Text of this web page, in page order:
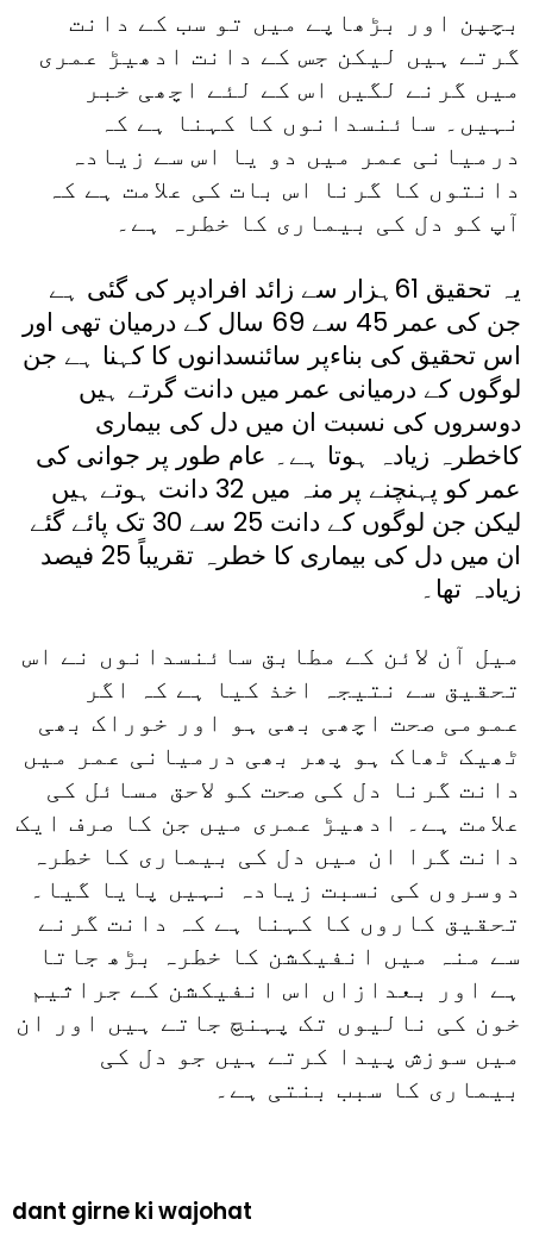
بچپن اور بڑھاپے میں تو سب کے دانت
گرتے ہیں لیکن جس کے دانت ادھیڑ عمری
میں گرنے لگیں اس کے لئے اچھی خبر
نہیں۔ سائنسدانوں کا کہنا ہے کہ
درمیانی عمر میں دو یا اس سے زیادہ
دانتوں کا گرنا اس بات کی علامت ہے کہ
آپ کو دل کی بیماری کا خطرہ ہے۔
یہ تحقیق 61ہزار سے زائد افرادپر کی گئی ہے
جن کی عمر 45 سے 69 سال کے درمیان تھی اور
اس تحقیق کی بناءپر سائنسدانوں کا کہنا ہے جن
لوگوں کے درمیانی عمر میں دانت گرتے ہیں
دوسروں کی نسبت ان میں دل کی بیماری
کاخطرہ زیادہ ہوتا ہے۔ عام طور پر جوانی کی
عمر کو پہنچنے پر منہ میں 32 دانت ہوتے ہیں
لیکن جن لوگوں کے دانت 25 سے 30 تک پائے گئے
ان میں دل کی بیماری کا خطرہ تقریباً 25 فیصد
زیادہ تھا۔
میل آن لائن کے مطابق سائنسدانوں نے اس
تحقیق سے نتیجہ اخذ کیا ہے کہ اگر
عمومی صحت اچھی بھی ہو اور خوراک بھی
ٹھیک ٹھاک ہو پھر بھی درمیانی عمر میں
دانت گرنا دل کی صحت کو لاحق مسائل کی
علامت ہے۔ ادھیڑ عمری میں جن کا صرف ایک
دانت گرا ان میں دل کی بیماری کا خطرہ
دوسروں کی نسبت زیادہ نہیں پایا گیا۔
تحقیق کاروں کا کہنا ہے کہ دانت گرنے
سے منہ میں انفیکشن کا خطرہ بڑھ جاتا
ہے اور بعدازاں اس انفیکشن کے جراثیم
خون کی نالیوں تک پہنچ جاتے ہیں اور ان
میں سوزش پیدا کرتے ہیں جو دل کی
بیماری کا سبب بنتی ہے۔
dant girne ki wajohat